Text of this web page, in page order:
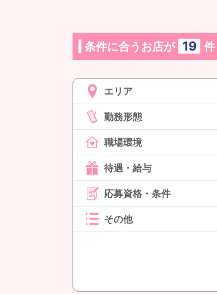
条件に合うお店が 19 件
エリア
勤務形態
職場環境
待遇・給与
応募資格・条件
その他